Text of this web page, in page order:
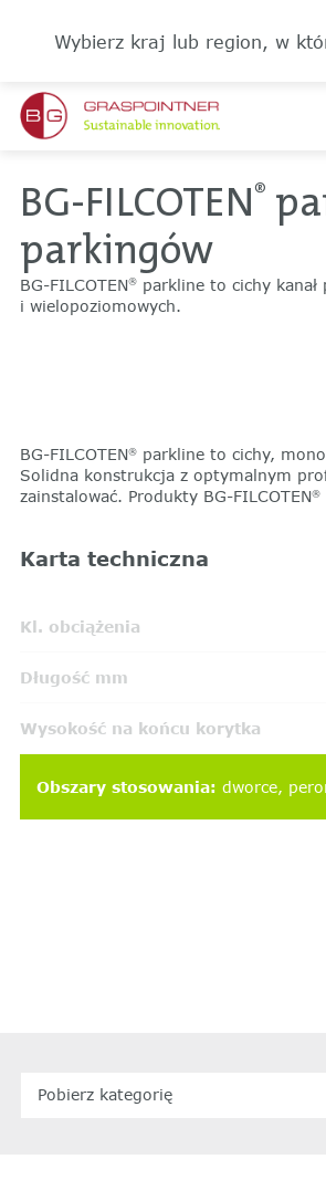
Wybierz kraj lub region, w
BG-FILCOTEN®
parkingów
‌BG-FILCOTEN®parkline to cichy kanał
i wielopoziomowych.
BG-FILCOTEN®parkline to cichy,
Solidna konstrukcja z optymalnym
zainstalować. Produkty BG-FILCOTEN®
Karta techniczna
Kl. obciążenia
Długość mm
Wysokość na końcu korytka
Obszary stosowania: dworce
Pobierz kategorię